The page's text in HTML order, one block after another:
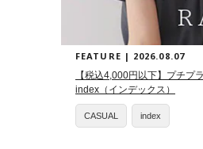
FEATURE | 2026.08.07
【税込4,000円以下】プチプ
index（インデックス）
CASUAL index